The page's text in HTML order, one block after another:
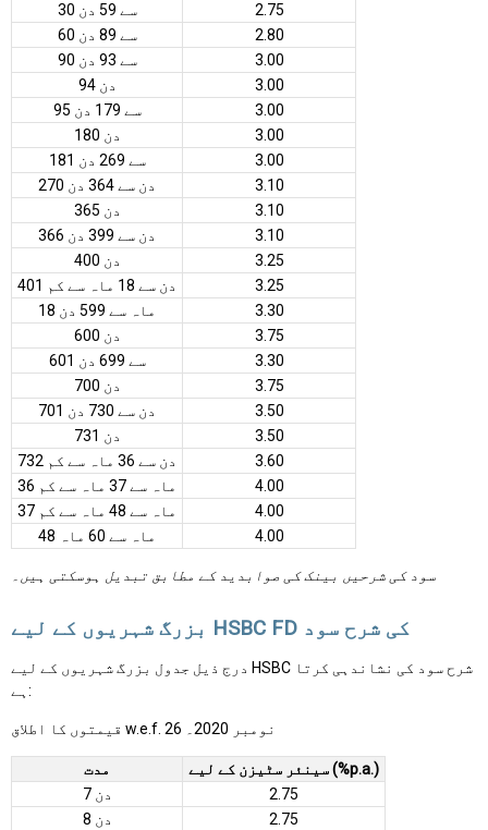
30 سے 59 دن
2.75
60 سے 89 دن
2.80
90 سے 93 دن
3.00
94 دن
3.00
95 سے 179 دن
3.00
180 دن
3.00
181 سے 269 دن
3.00
270 دن سے 364 دن
3.10
365 دن
3.10
366 دن سے 399 دن
3.10
400 دن
3.25
401 دن سے 18 ماہ سے کم
3.25
18 ماہ سے 599 دن
3.30
600 دن
3.75
601 سے 699 دن
3.30
700 دن
3.75
701 دن سے 730 دن
3.50
731 دن
3.50
732 دن سے 36 ماہ سے کم
3.60
36 ماہ سے 37 ماہ سے کم
4.00
37 ماہ سے 48 ماہ سے کم
4.00
48 ماہ سے 60 ماہ
4.00
سود کی شرحیں بینک کی صوابدید کے مطابق تبدیل ہوسکتی ہیں۔
بزرگ شہریوں کے لیے HSBC FD کی شرح سود
درج ذیل جدول بزرگ شہریوں کے لیے HSBC شرح سود کی نشاندہی کرتا
ہے:
قیمتوں کا اطلاق w.e.f. 26 نومبر 2020۔
مدت
سینئر سٹیزن کے لیے (%p.a.)
7 دن
2.75
8 دن
2.75